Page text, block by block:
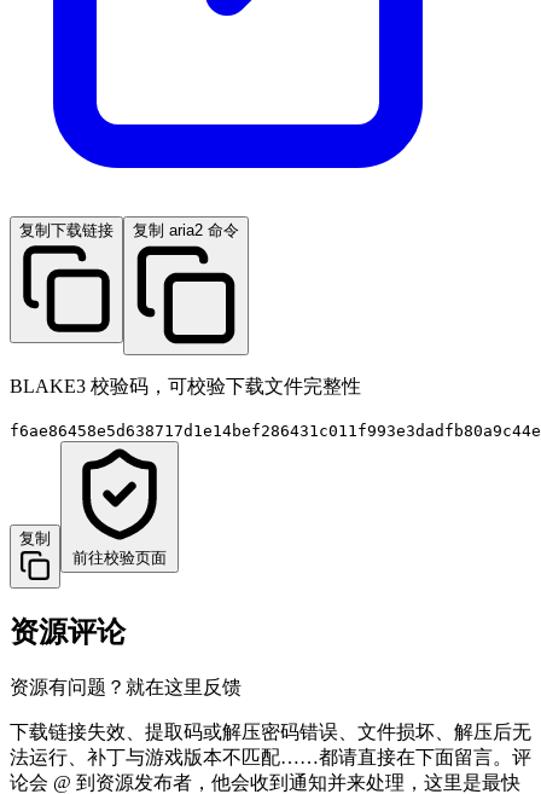
复制下载链接 复制 aria2 命令
BLAKE3 校验码，可校验下载文件完整性
复制
前往校验页面
资源评论
资源有问题？就在这里反馈
下载链接失效、提取码或解压密码错误、文件损坏、解压后无
法运行、补丁与游戏版本不匹配……都请直接在下面留言。评
论会 @ 到资源发布者，他会收到通知并来处理，这里是最快